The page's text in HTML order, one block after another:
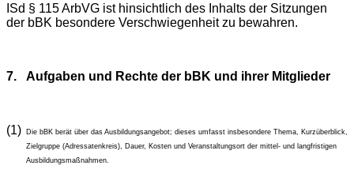
ISd § 115 ArbVG ist hinsichtlich des Inhalts der Sitzungen
der bBK besondere Verschwiegenheit zu bewahren.
7. Aufgaben und Rechte der bBK und ihrer Mitglieder
(1)
Die bBK berät über das Ausbildungsangebot; dieses umfasst insbesondere Thema, Kurzüberblick,
Zielgruppe (Adressatenkreis), Dauer, Kosten und Veranstaltungsort der mittel- und langfristigen
Ausbildungsmaßnahmen.